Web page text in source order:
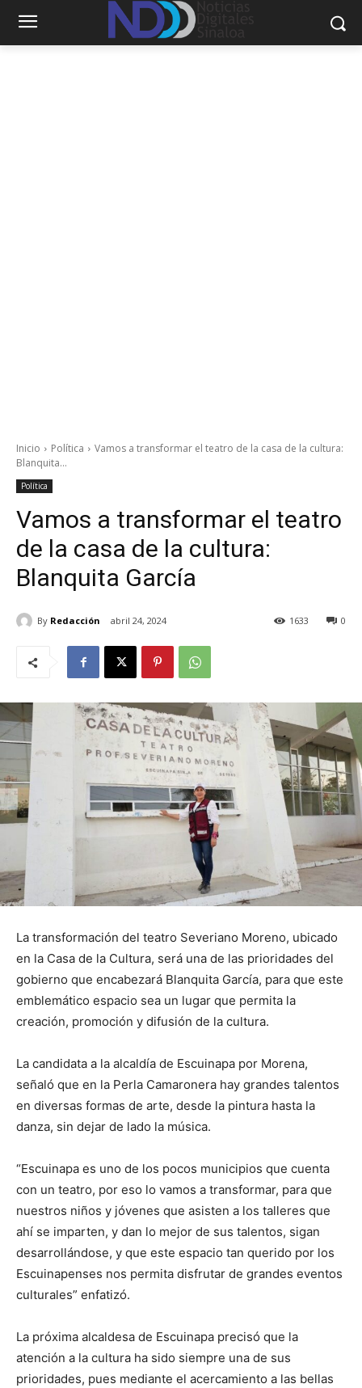
Inicio Política
Vamos a transformar el teatro de la casa de la cultura:
Blanquita...
Política
Vamos a transformar el teatro
de la casa de la cultura:
Blanquita García
By Redacción abril 24, 2024 0
1633
La transformación del teatro Severiano Moreno, ubicado
en la Casa de la Cultura, será una de las prioridades del
gobierno que encabezará Blanquita García, para que este
emblemático espacio sea un lugar que permita la
creación, promoción y difusión de la cultura.
La candidata a la alcaldía de Escuinapa por Morena,
señaló que en la Perla Camaronera hay grandes talentos
en diversas formas de arte, desde la pintura hasta la
danza, sin dejar de lado la música.
“Escuinapa es uno de los pocos municipios que cuenta
con un teatro, por eso lo vamos a transformar, para que
nuestros niños y jóvenes que asisten a los talleres que
ahí se imparten, y dan lo mejor de sus talentos, sigan
desarrollándose, y que este espacio tan querido por los
Escuinapenses nos permita disfrutar de grandes eventos
culturales” enfatizó.
La próxima alcaldesa de Escuinapa precisó que la
atención a la cultura ha sido siempre una de sus
prioridades, pues mediante el acercamiento a las bellas